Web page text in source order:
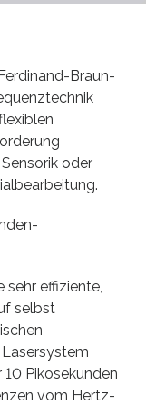
Braun-
oder
effiziente,
selbst
Pikosekunden
vom Hertz-